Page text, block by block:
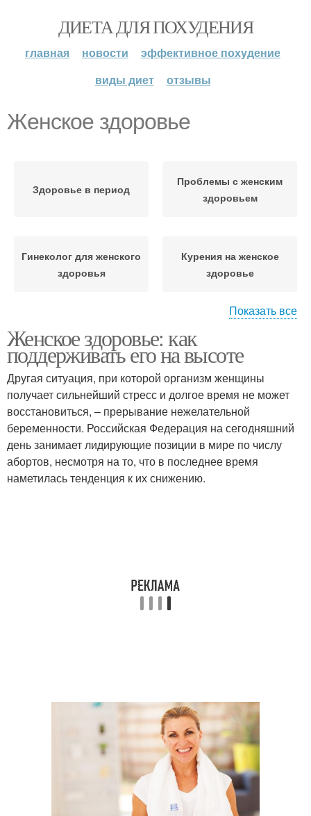
ДИЕТА ДЛЯ ПОХУДЕНИЯ
главная новости
эффективное похудение
виды диет
отзывы
Женское здоровье
Здоровье в период
Проблемы с женским
здоровьем
Гинеколог для женского
здоровья
Курения на женское
здоровье
форме
Женский организм
Женские заболевания Женский календарь
Показать все
Женское здоровье: как
поддерживать его на высоте
Другая ситуация, при которой организм женщины
получает сильнейший стресс и долгое время не может
восстановиться, – прерывание нежелательной
беременности. Российская Федерация на сегодняшний
день занимает лидирующие позиции в мире по числу
абортов, несмотря на то, что в последнее время
наметилась тенденция к их снижению.